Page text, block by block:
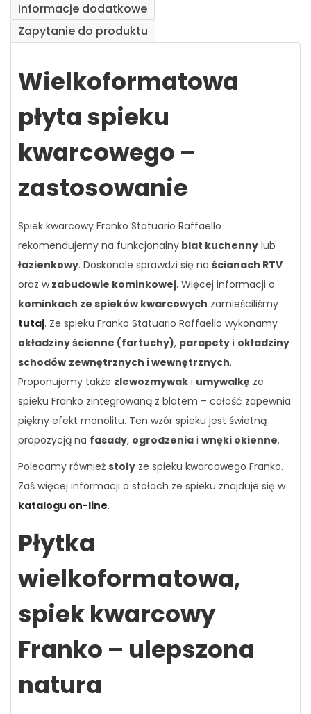
Informacje dodatkowe
Zapytanie do produktu
Wielkoformatowa
płyta spieku
kwarcowego –
zastosowanie
Spiek kwarcowy Franko Statuario Raffaello
rekomendujemy na funkcjonalny blat kuchenny lub
łazienkowy. Doskonale sprawdzi się na ścianach RTV
oraz wzabudowie kominkowej. Więcej informacji o
kominkach ze spieków kwarcowych zamieściliśmy
tutaj. Ze spieku Franko Statuario Raffaello wykonamy
okładziny ścienne (fartuchy), parapety i okładziny
schodów zewnętrznych i wewnętrznych.
Proponujemy także zlewozmywak i umywalkę ze
spieku Franko zintegrowaną z blatem – całość zapewnia
piękny efekt monolitu. Ten wzór spieku jest świetną
propozycją na fasady, ogrodzenia i wnęki okienne.
Polecamy również stoły ze spieku kwarcowego Franko.
Zaś więcej informacji o stołach ze spieku znajduje się w
katalogu on-line.
Płytka
wielkoformatowa,
spiek kwarcowy
Franko – ulepszona
natura